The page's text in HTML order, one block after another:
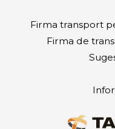
Firma transport
Firma de